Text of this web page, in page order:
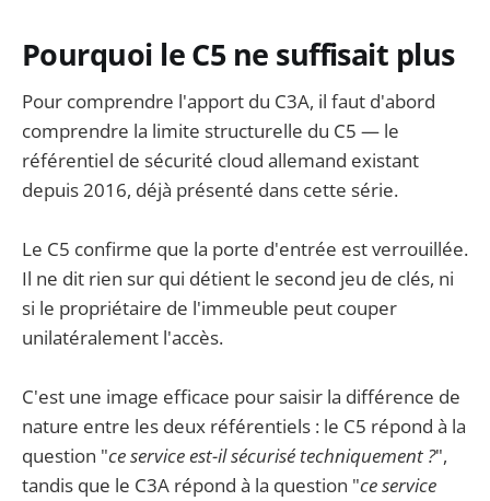
Pourquoi le C5 ne suffisait plus
Pour comprendre l'apport du C3A, il faut d'abord
comprendre la limite structurelle du C5 — le
référentiel de sécurité cloud allemand existant
depuis 2016, déjà présenté dans cette série.
Le C5 confirme que la porte d'entrée est verrouillée.
Il ne dit rien sur qui détient le second jeu de clés, ni
si le propriétaire de l'immeuble peut couper
unilatéralement l'accès.
C'est une image efficace pour saisir la différence de
nature entre les deux référentiels : le C5 répond à la
question "ce service est-il sécurisé techniquement ?",
tandis que le C3A répond à la question "ce service